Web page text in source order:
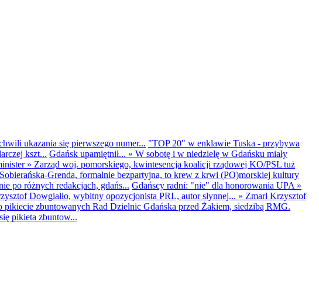
ukazania się pierwszego numer... "TOP 20" w enklawie Tuska - przybywa
kszt... Gdańsk upamiętnił... » W sobotę i w niedzielę w Gdańsku miały
» Zarząd woj. pomorskiego, kwintesencja koalicji rządowej KO/PSL tuż
Grenda, formalnie bezpartyjna, to krew z krwi (PO)morskiej kultury
po różnych redakcjach, gdańs... Gdańscy radni: "nie" dla honorowania UPA »
Dowgiałło, wybitny opozycjonista PRL, autor słynnej... » Zmarł Krzysztof
pikiecie zbuntowanych Rad Dzielnic Gdańska przed Żakiem, siedzibą RMG.
pikieta zbuntow...